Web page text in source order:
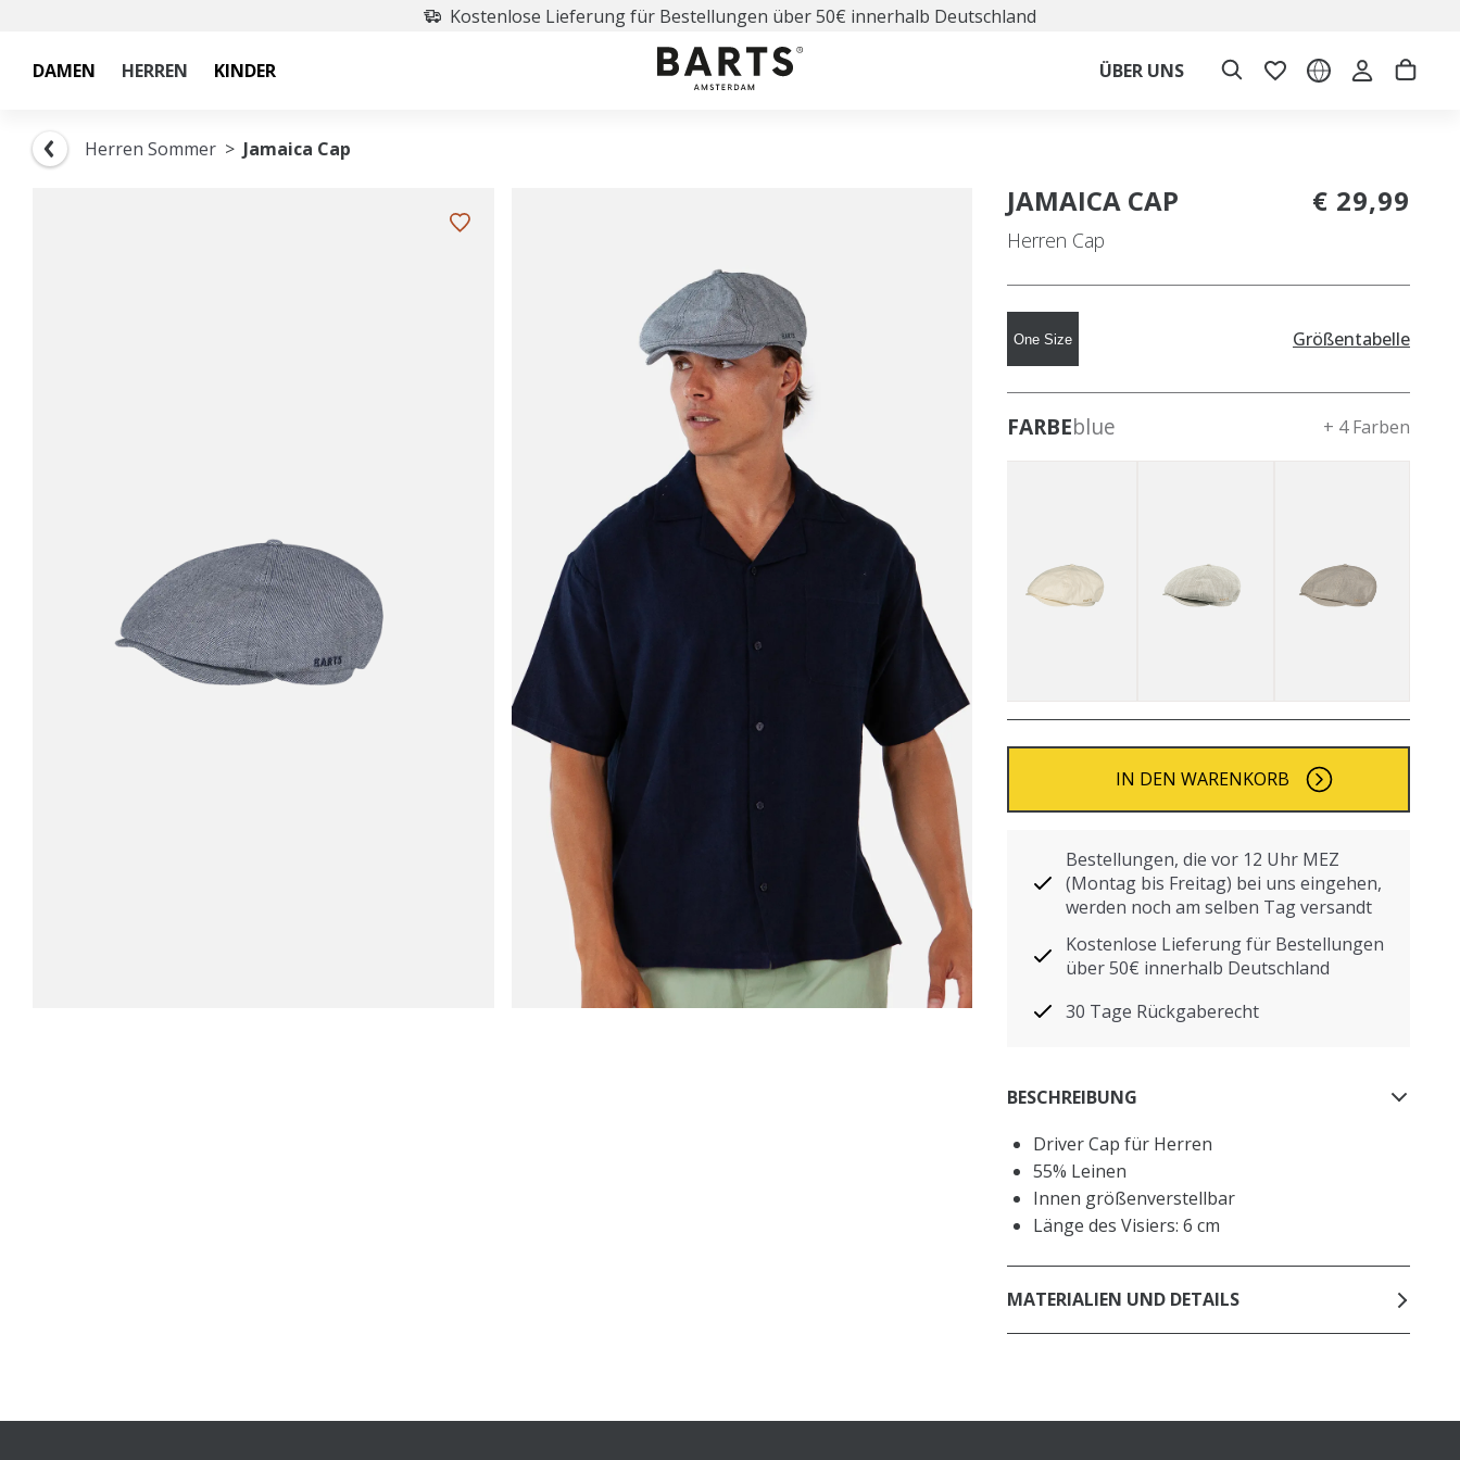
Kostenlose Lieferung für Bestellungen über 50€ innerhalb Deutschland
DAMEN HERREN KINDER ÜBER UNS
Herren Sommer Jamaica Cap
JAMAICA CAP
Herren Cap
€ 29,99
One Size Größentabelle
FARBEblue + 4 Farben
IN DEN WARENKORB
Bestellungen, die vor 12 Uhr MEZ
(Montag bis Freitag) bei uns eingehen,
werden noch am selben Tag versandt
Kostenlose Lieferung für Bestellungen
über 50€ innerhalb Deutschland
30 Tage Rückgaberecht
BESCHREIBUNG
Driver Cap für Herren
55% Leinen
Innen größenverstellbar
Länge des Visiers: 6 cm
MATERIALIEN UND DETAILS